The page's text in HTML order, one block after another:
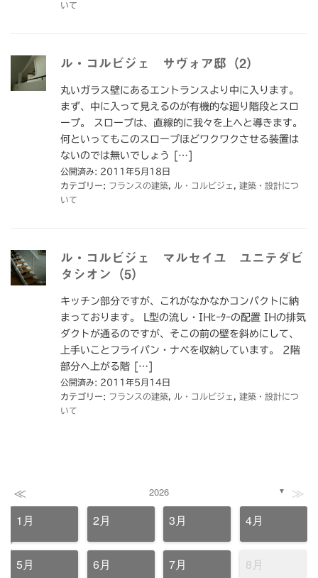
いて
ル・コルビジェ サヴォア邸（2）
丸いガラス壁にあるエントランスより中に入ります。
まず、中に入って見えるのが有機的な廻り階段とスロ
ープ。 スロープは、直線的に我々を上へと導きます。
何といってもこのスロープほどワクワクさせる装置は
ないのでは無いでしょう […]
公開済み: 2011年5月18日
カテゴリー: フランスの建築 ル・コルビジェ
建築・設計につ
いて
ル・コルビジェ マルセイユ ユニテダビ
タシオン（5）
キッチン部分ですが、これがなかなかコンパクトに納
まっております。 L型の流し・IHﾋｰﾀｰの配置 IHの排気
ダクトが通るのですが、そこの前の壁を斜めにして、
上手いことフライパン・ナベを収納しています。 2階
部分へ上がる階 […]
公開済み: 2011年5月14日
カテゴリー: フランスの建築 ル・コルビジェ
建築・設計につ
いて
≪ 2026 ▼ ≫
1月 2月 3月 4月
5月 6月 7月 8月